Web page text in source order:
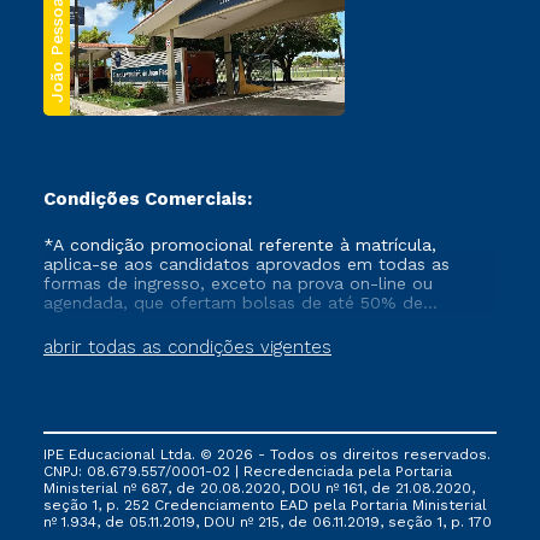
João Pessoa
Condições Comerciais:
abrir todas as condições vigentes
*A condição promocional referente à matrícula,
aplica-se aos candidatos aprovados em todas as
formas de ingresso, exceto na prova on-line ou
agendada, que ofertam bolsas de até 50% de
que ainda não tenham efetivado e/ou não tenham
cancelado ou trancado sua matrícula em uma das
via FIES, Prouni e outros programas governamentais, e
não se acumula com nenhuma outra campanha
ofertada pela Instituição.
IPE Educacional Ltda. © 2026 - Todos os direitos reservados.
CNPJ: 08.679.557/0001-02 | Recredenciada pela Portaria
Ministerial nº 687, de 20.08.2020, DOU nº 161, de 21.08.2020,
seção 1, p. 252 Credenciamento EAD pela Portaria Ministerial
nº 1.934, de 05.11.2019, DOU nº 215, de 06.11.2019, seção 1, p. 170